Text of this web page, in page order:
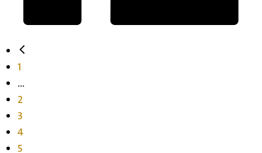
1
...
2
3
4
5